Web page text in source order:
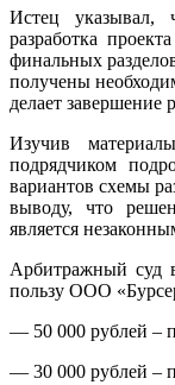
Истец указывал,
разработка
финальных
получены
делает
Изучив
подрядчиком
вариантов схемы
выводу, что
является
Арбитражный суд
пользу ООО
— 50 000 рублей –
— 30 000 рублей –